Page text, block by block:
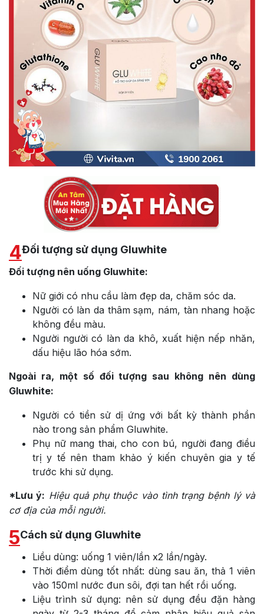
4Đối tượng sử dụng Gluwhite
Đối tượng nên uống Gluwhite:
Nữ giới có nhu cầu làm đẹp da, chăm sóc da.
Người có làn da thâm sạm, nám, tàn nhang hoặc
không đều màu.
Người người có làn da khô, xuất hiện nếp nhăn,
dấu hiệu lão hóa sớm.
Ngoài ra, một số đối tượng sau không nên dùng
Gluwhite:
Người có tiền sử dị ứng với bất kỳ thành phần
nào trong sản phẩm Gluwhite.
Phụ nữ mang thai, cho con bú, người đang điều
trị y tế nên tham khảo ý kiến chuyên gia y tế
trước khi sử dụng.
*Lưu ý: Hiệu quả phụ thuộc vào tình trạng bệnh lý và
cơ địa của mỗi người.
5Cách sử dụng Gluwhite
Liều dùng: uống 1 viên/lần x2 lần/ngày.
Thời điểm dùng tốt nhất: dùng sau ăn, thả 1 viên
vào 150ml nước đun sôi, đợi tan hết rồi uống.
Liệu trình sử dụng: nên sử dụng đều đặn hàng